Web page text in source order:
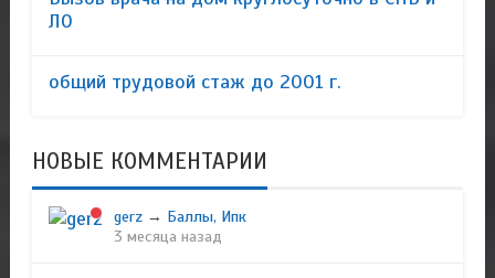
ЛО
общий трудовой стаж до 2001 г.
НОВЫЕ КОММЕНТАРИИ
gerz→ Баллы, Ипк
3 месяца назад